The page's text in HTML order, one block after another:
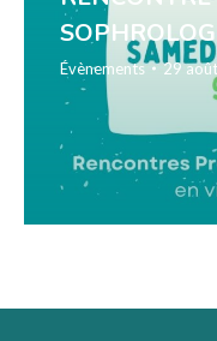
Évènements 29